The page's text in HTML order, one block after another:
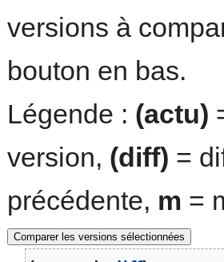
versions à
bouton en bas.
Légende : (actu)
version, (diff) =
précédente, m =